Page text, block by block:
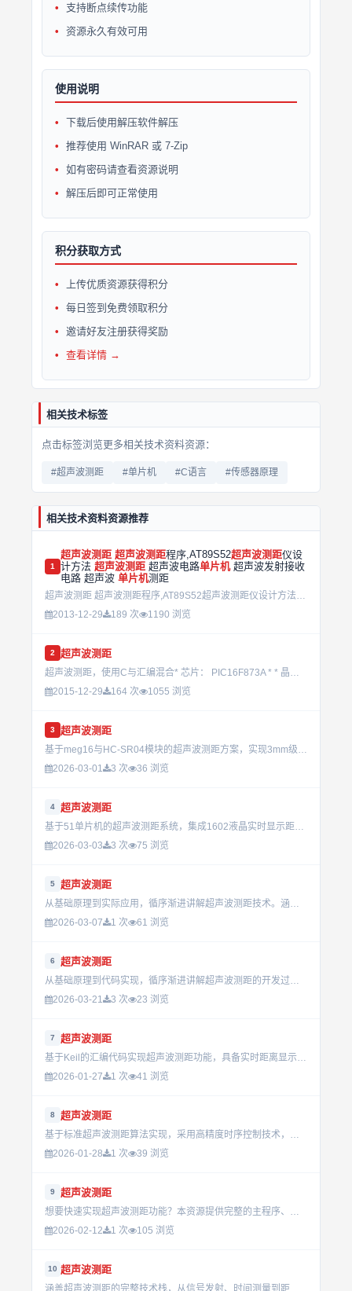
支持断点续传功能
资源永久有效可用
使用说明
下载后使用解压软件解压
推荐使用 WinRAR 或 7-Zip
如有密码请查看资源说明
解压后即可正常使用
积分获取方式
上传优质资源获得积分
每日签到免费领取积分
邀请好友注册获得奖励
查看详情 →
相关技术标签
点击标签浏览更多相关技术资料资源：
#超声波测距 #单片机 #C语言 #传感器原理
相关技术资料资源推荐
1
超声波测距 超声波测距程序,AT89S52超声波测距仪设
计方法 超声波测距 超声波电路单片机超声波发射接收
电路 超声波 单片机测距
超声波测距 超声波测距程序,AT89S52超声波测距仪设计方法 超声波测距 超声波电路单片机 超声波发射接收电路 超声波 单片机测距...
2013-12-29
189 次 1190 浏览
2 超声波测距
超声波测距，使用C与汇编混合* 芯片： PIC16F873A * * 晶振： 4MHz * * * * 使用PICC8.05编译器，MPLAB v7.50调试。 * * *...
2015-12-29
164 次 1055 浏览
3 超声波测距
基于meg16与HC-SR04模块的超声波测距方案，实现3mm级高精度距离检测，涵盖硬件连接与软件算法的完整实现。...
2026-03-01
3 次 36 浏览
4 超声波测距
基于51单片机的超声波测距系统，集成1602液晶实时显示距离数据。适用于嵌入式开发与传感器应用，提供完整代码与硬件连接方案。...
2026-03-03
3 次 75 浏览
5 超声波测距
从基础原理到实际应用，循序渐进讲解超声波测距技术。涵盖硬件选型、信号处理与编程实现，适合电子工程与物联网开发学习者掌握实用技能。...
2026-03-07
1 次 61 浏览
6 超声波测距
从基础原理到代码实现，循序渐进讲解超声波测距的开发过程。掌握传感器工作方式与数据处理逻辑，适合嵌入式开发入门者提升实践能力。...
2026-03-21
3 次 23 浏览
7 超声波测距
基于Keil的汇编代码实现超声波测距功能，具备实时距离显示与稳定控制逻辑，适用于嵌入式开发与传感器应用，可直接集成到实际项目中。...
2026-01-27
1 次 41 浏览
8 超声波测距
基于标准超声波测距算法实现，采用高精度时序控制技术，适用于位移检测与距离测量场景。提供完整系统架构与基础原理说明，便于快速理解与应用开发。...
2026-01-28
1 次 39 浏览
9 超声波测距
想要快速实现超声波测距功能？本资源提供完整的主程序、触发信号生成、接收中断处理及数据显示逻辑，适用于嵌入式系统开发，帮助解决距离检测中的实时性与准确性难题。...
2026-02-12
1 次 105 浏览
10 超声波测距